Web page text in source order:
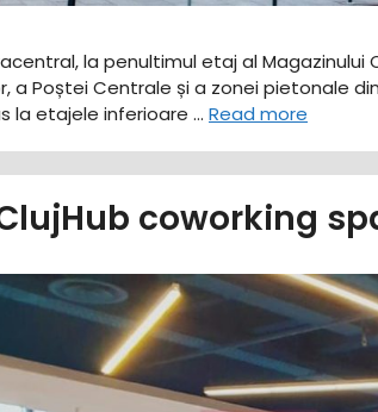
la penultimul etaj al
a Poștei Centrale și a zonei pietonale
la etajele inferioare … Read more
ClujHub coworking